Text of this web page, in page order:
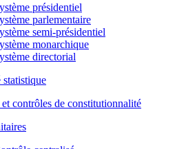
présidentiel
parlementaire
semi-présidentiel
monarchique
directorial
statistique
et contrôles de constitutionnalité